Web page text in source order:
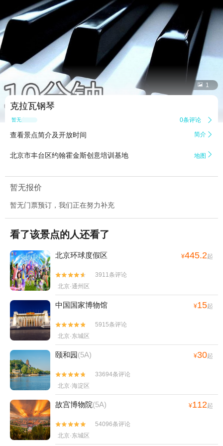
 1
克拉瓦钢琴
暂无点评 0条评论 
查看景点简介及开放时间 简介 
北京市丰台区约翰霍金斯创意培训基地 地图 
暂无报价
暂无门票预订，我们正在努力补充
看了该景点的人还看了
北京环球度假区 ¥445.2起


3911条评论
北京·通州区
中国国家博物馆 ¥15起


5915条评论
北京·东城区
颐和园(5A) ¥30起


33694条评论
北京·海淀区
故宫博物院(5A) ¥112起


54096条评论
北京·东城区
